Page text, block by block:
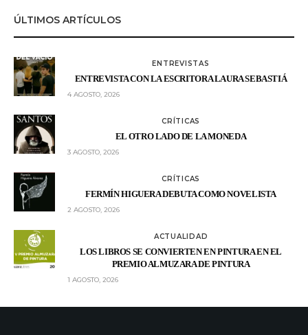
ÚLTIMOS ARTÍCULOS
ENTREVISTAS
ENTREVISTA CON LA ESCRITORA LAURA SEBASTIÁ
4 AGOSTO, 2026
CRÍTICAS
EL OTRO LADO DE LA MONEDA
3 AGOSTO, 2026
CRÍTICAS
FERMÍN HIGUERA DEBUTA COMO NOVELISTA
2 AGOSTO, 2026
ACTUALIDAD
LOS LIBROS SE CONVIERTEN EN PINTURA EN EL
PREMIO ALMUZARA DE PINTURA
1 AGOSTO, 2026